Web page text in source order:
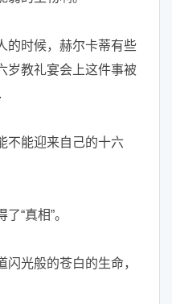
时候，赫尔卡蒂有些
岁教礼宴会上这件事被
能迎来自己的十六
“真相”。
光般的苍白的生命，